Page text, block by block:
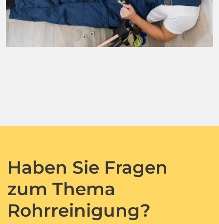
Haben Sie Fragen
zum Thema
Rohrreinigung?